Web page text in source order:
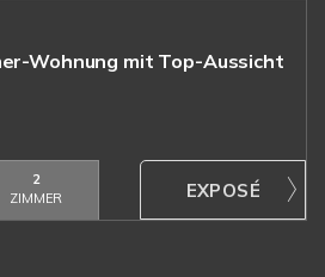
Wohnung mit Top-Aussicht
2
ZIMMER